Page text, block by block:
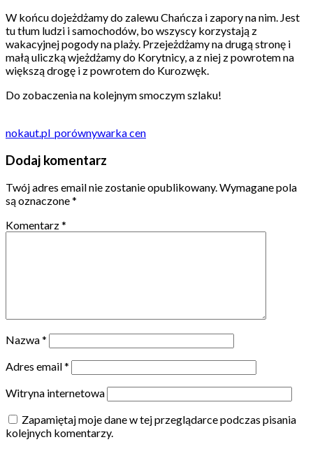
W końcu dojeżdżamy do zalewu Chańcza i zapory na nim. Jest
tu tłum ludzi i samochodów, bo wszyscy korzystają z
wakacyjnej pogody na plaży. Przejeżdżamy na drugą stronę i
małą uliczką wjeżdżamy do Korytnicy, a z niej z powrotem na
większą drogę i z powrotem do Kurozwęk.
Do zobaczenia na kolejnym smoczym szlaku!
nokaut.pl porównywarka cen
Dodaj komentarz
Twój adres email nie zostanie opublikowany.Wymagane pola
są oznaczone*
Komentarz*
Nazwa*
Adres email*
Witryna internetowa
Zapamiętaj moje dane w tej przeglądarce podczas pisania
kolejnych komentarzy.